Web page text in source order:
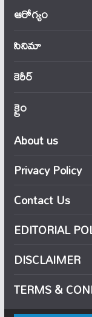
ఆరోగ్యం
సినిమా
కెరీర్
క్రైం
About us
Privacy Policy
Contact Us
EDITORIAL
DISCLAIMER
TERMS &